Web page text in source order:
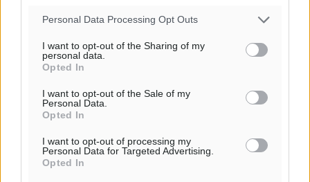
Personal Data Processing Opt Outs
I want to opt-out of the Sharing of my
personal data.
Opted In
I want to opt-out of the Sale of my
Personal Data.
Opted In
I want to opt-out of processing my
Personal Data for Targeted Advertising.
Opted In